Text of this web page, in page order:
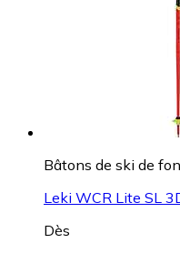
Bâtons de ski de
Leki WCR Lite SL
Dès